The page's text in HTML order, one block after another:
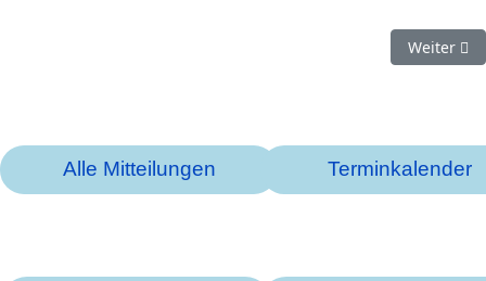
Nächster
Weiter
Alle Mitteilungen Terminkalender